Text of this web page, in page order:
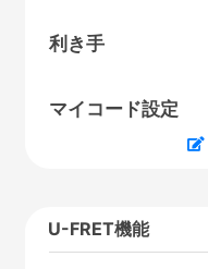
利き手
マイコード設定
U-FRET機能